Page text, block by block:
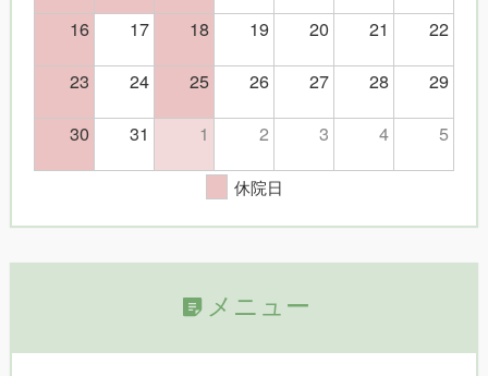
16
17 18 19 20 21
22
23
24 25 26 27 28
29
30
31 1 2 3 4 5
休院日
メニュー